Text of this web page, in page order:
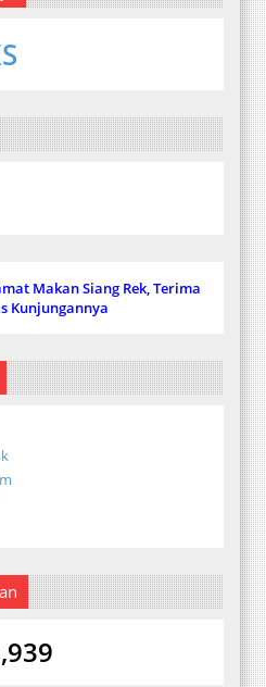
Makan Siang Rek, Terima
Kunjungannya